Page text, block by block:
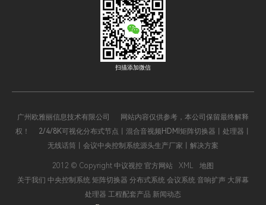
决了传统展厅设备操作繁
琐、效率低下的痛点，既保
障了展示效果的统一性，又
降低了运营管理成本，成为
现代展厅不可或缺的核心功
技术特性与功能优势，覆盖
了从家庭、办公到工业、文
旅等全场景，成为推动智能
化升级的核心支撑。四大主
机既相互关联、可协同运
不同场景的核心需求，以下
用逻辑。
扫描添加微信
广州欧雅丽信息技术有限公司 网站内容仅供参考，本公司保留最终解释
权！ 2/4/8K可视化分布式节点丨混合音视频HDMI矩阵切换器丨处理器丨
无线话筒丨会议中央控制系统源头生产厂家丨解决方案
2012 © Copyright 中议视控 官方网站 XML
地图
关于我们 中央控制系统 矩阵切换器 分布式系统 会议系统 音响扩声 大屏幕
处理器 工程配套产品 新闻动态